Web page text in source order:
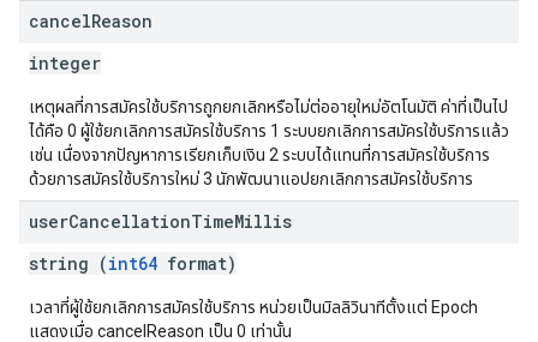
cancelReason
integer
เหตุผลที่การสมัครใช้บริการถูกยกเลิกหรือไม่ต่ออายุใหม่อัตโนมัติ ค่าที่เป็นไป
ได้คือ 0 ผู้ใช้ยกเลิกการสมัครใช้บริการ 1 ระบบยกเลิกการสมัครใช้บริการแล้ว
เช่น เนื่องจากปัญหาการเรียกเก็บเงิน 2 ระบบได้แทนที่การสมัครใช้บริการ
ด้วยการสมัครใช้บริการใหม่ 3 นักพัฒนาแอปยกเลิกการสมัครใช้บริการ
userCancellationTimeMillis
string (int64 format)
เวลาที่ผู้ใช้ยกเลิกการสมัครใช้บริการ หน่วยเป็นมิลลิวินาทีตั้งแต่ Epoch
แสดงเมื่อ cancelReason เป็น 0 เท่านั้น